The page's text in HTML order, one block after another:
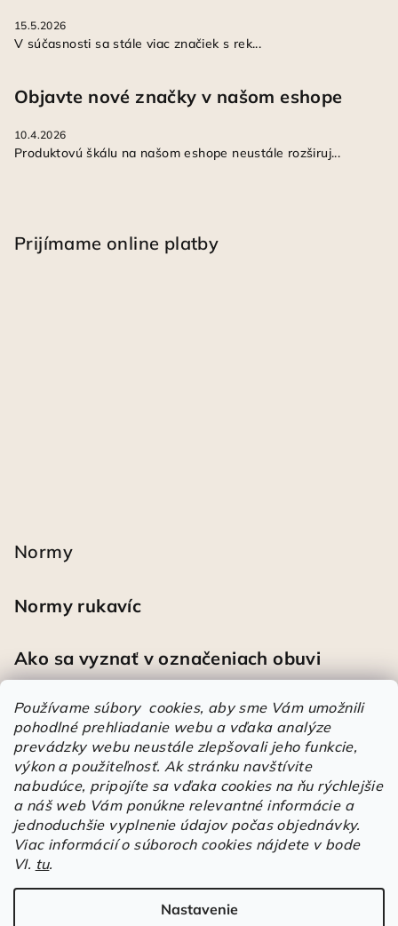
Používame súbory cookies, aby sme Vám umožnili
pohodlné prehliadanie webu a vďaka analýze
prevádzky webu neustále zlepšovali jeho funkcie,
výkon a použiteľnosť. Ak stránku navštívite
nabudúce, pripojíte sa vďaka cookies na ňu rýchlejšie
a náš web Vám ponúkne relevantné informácie a
jednoduchšie vyplnenie údajov počas objednávky.
Viac informácií o súboroch cookies nájdete v bode
VI. tu.
Nastavenie
15.5.2026
V súčasnosti sa stále viac značiek s rek...
Objavte nové značky v našom eshope
10.4.2026
Produktovú škálu na našom eshope neustále rozširuj...
Prijímame online platby
Normy
Normy rukavíc
Ako sa vyznať v označeniach obuvi
Heureka
Športové pracovné poltopánky PRESTIGE CLASSIC biele
Hodnotenie produktu je 5 z 5 hviezdičiek.
| Mária
Á
u
Elstrote®. Všetky práva vyhradené.